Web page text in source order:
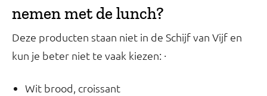
nemen met de lunch?
Deze producten staan niet in de Schijf van Vijf en
kun je beter niet te vaak kiezen: ·
Wit brood, croissant